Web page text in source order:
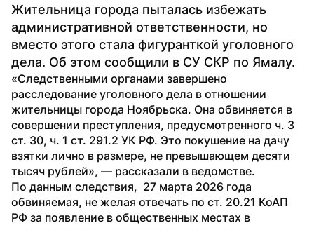
Жительница города пыталась избежать
административной ответственности, но
вместо этого стала фигуранткой уголовного
дела. Об этом сообщили в СУ СКР по Ямалу.
«Следственными органами завершено
расследование уголовного дела в отношении
жительницы города Ноябрьска. Она обвиняется в
совершении преступления, предусмотренного ч. 3
ст. 30, ч. 1 ст. 291.2 УК РФ. Это покушение на дачу
взятки лично в размере, не превышающем десяти
тысяч рублей», — рассказали в ведомстве.
По данным следствия,  27 марта 2026 года
обвиняемая, не желая отвечать по ст. 20.21 КоАП
РФ за появление в общественных местах в